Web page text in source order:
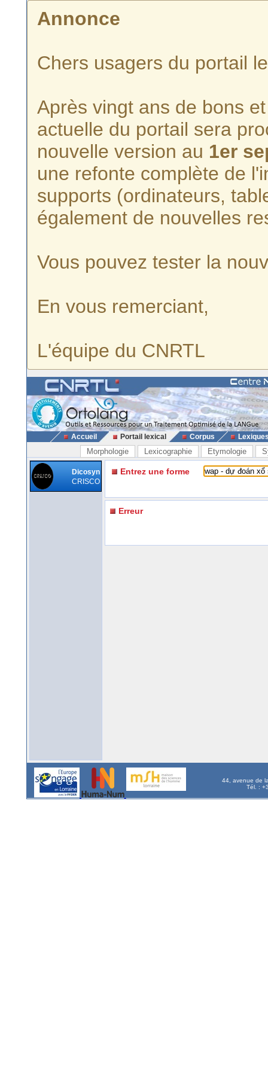
Annonce
Chers usagers du portail
Après vingt ans de bons
actuelle du portail sera
nouvelle version au 1er
une refonte complète de
supports (ordinateurs,
également de nouvelles
Vous pouvez tester la
En vous remerciant,
L'équipe du CNRTL
Accueil Portail lexical Corpus
Morphologie Lexicographie Etymologie
Dicosyn
CRISCO
Entrez une forme
Erreur
44, avenue de
Tél. :